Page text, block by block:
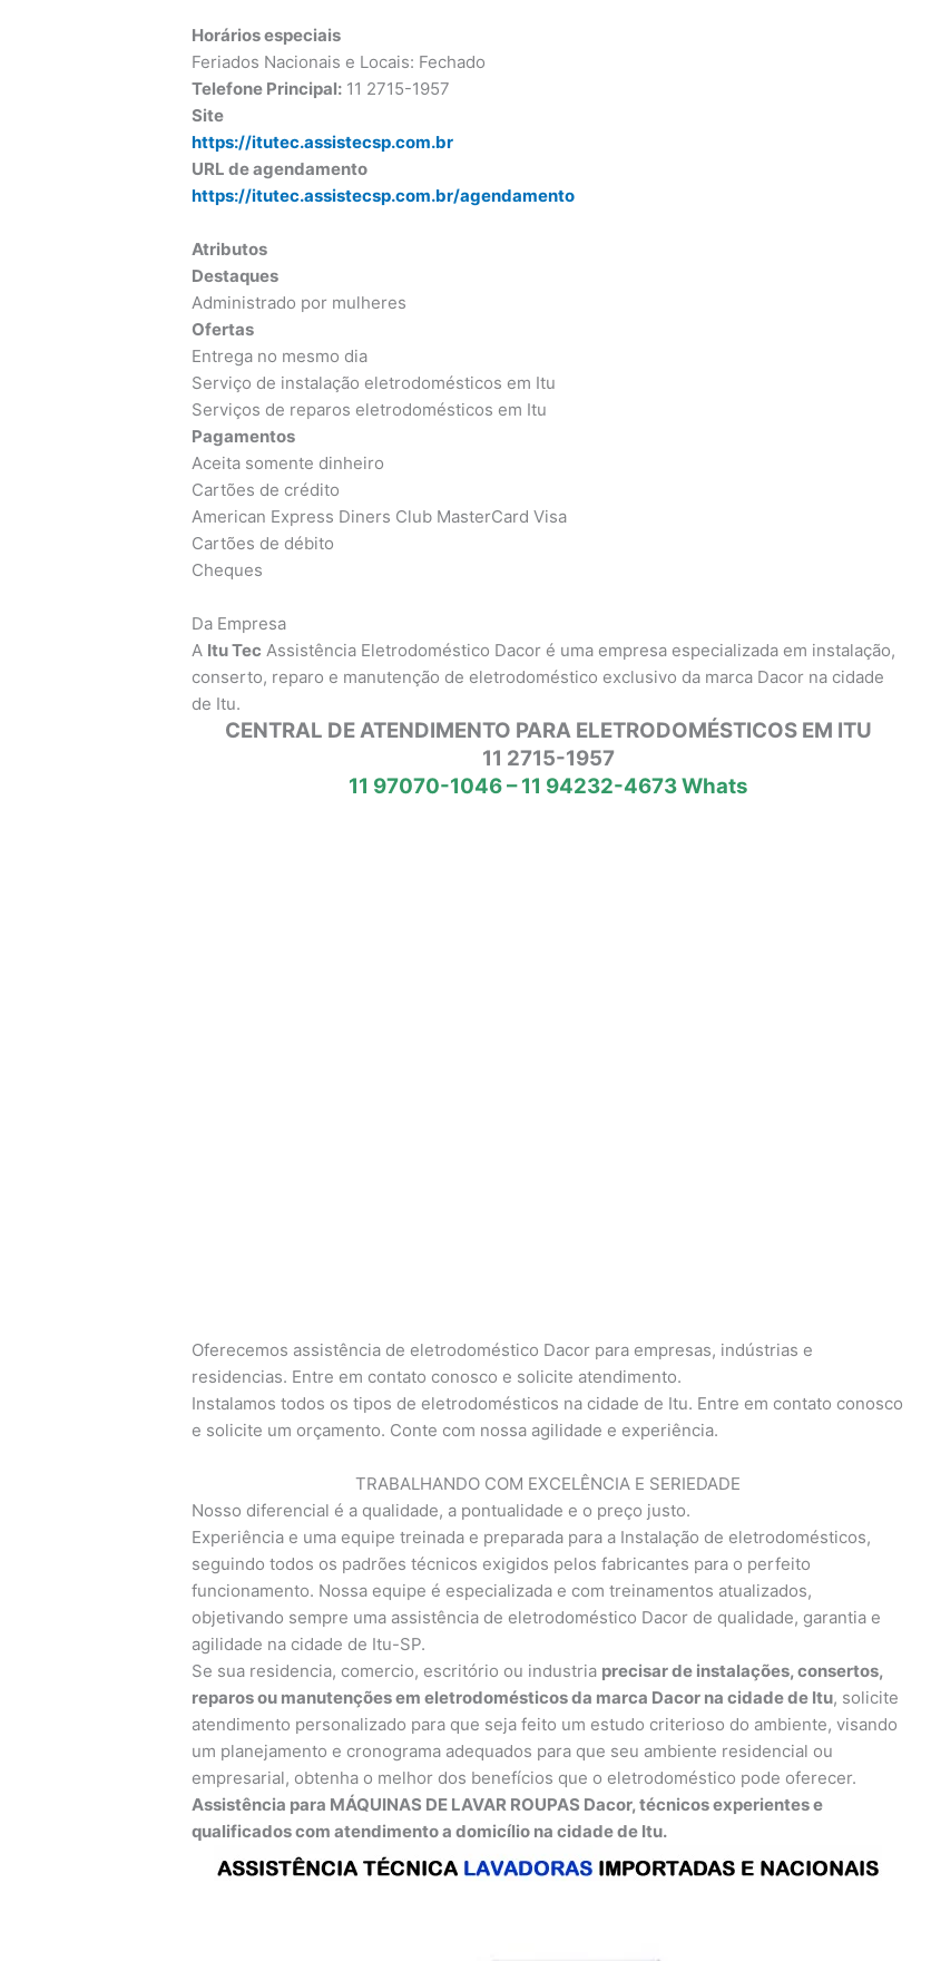
Horários especiais
Feriados Nacionais e Locais: Fechado
Telefone Principal: 11 2715-1957
Site
https://itutec.assistecsp.com.br
URL de agendamento
https://itutec.assistecsp.com.br/agendamento
Atributos
Destaques
Administrado por mulheres
Ofertas
Entrega no mesmo dia
Serviço de instalação eletrodomésticos em Itu
Serviços de reparos eletrodomésticos em Itu
Pagamentos
Aceita somente dinheiro
Cartões de crédito
American Express Diners Club MasterCard Visa
Cartões de débito
Cheques
Da Empresa
A Itu Tec Assistência Eletrodoméstico Dacor é uma empresa especializada em instalação,
conserto, reparo e manutenção de eletrodoméstico exclusivo da marca Dacor na cidade
de Itu.
CENTRAL DE ATENDIMENTO PARA ELETRODOMÉSTICOS EM ITU
11 2715-1957
11 97070-1046 – 11 94232-4673 Whats
Oferecemos assistência de eletrodoméstico Dacor para empresas, indústrias e
residencias. Entre em contato conosco e solicite atendimento.
Instalamos todos os tipos de eletrodomésticos na cidade de Itu. Entre em contato conosco
e solicite um orçamento. Conte com nossa agilidade e experiência.
TRABALHANDO COM EXCELÊNCIA E SERIEDADE
Nosso diferencial é a qualidade, a pontualidade e o preço justo.
Experiência e uma equipe treinada e preparada para a Instalação de eletrodomésticos,
seguindo todos os padrões técnicos exigidos pelos fabricantes para o perfeito
funcionamento. Nossa equipe é especializada e com treinamentos atualizados,
objetivando sempre uma assistência de eletrodoméstico Dacor de qualidade, garantia e
agilidade na cidade de Itu-SP.
Se sua residencia, comercio, escritório ou industria precisar de instalações, consertos,
reparos ou manutenções em eletrodomésticos da marca Dacor na cidade de Itu, solicite
atendimento personalizado para que seja feito um estudo criterioso do ambiente, visando
um planejamento e cronograma adequados para que seu ambiente residencial ou
empresarial, obtenha o melhor dos benefícios que o eletrodoméstico pode oferecer.
Assistência para MÁQUINAS DE LAVAR ROUPAS Dacor, técnicos experientes e
qualificados com atendimento a domicílio na cidade de Itu.